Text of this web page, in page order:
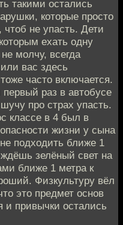
такими остались
которые просто
чтоб не упасть. Дети
ехать одну
молчу, всегда
вас здесь
часто включается.
первый раз в автобусе
про страх упасть.
классе в 4 был в
жизни у сына
подходить ближе 1
ждёшь зелёный свет на
ближе 1 метра к
Физкультуру вёл
это предмет основ
и привычки остались